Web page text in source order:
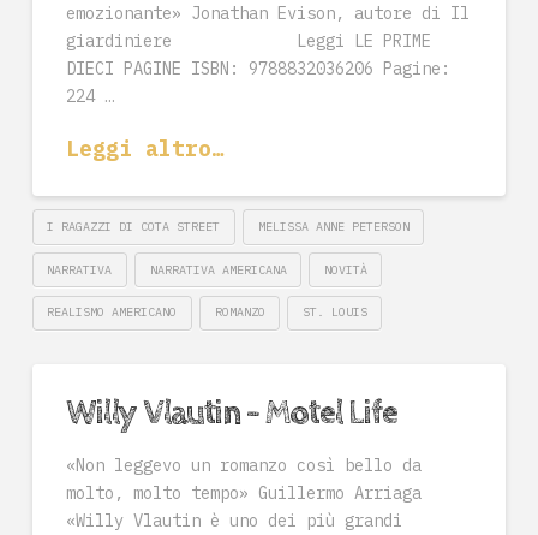
emozionante» Jonathan Evison, autore di Il
giardiniere Leggi LE PRIME
DIECI PAGINE ISBN: 9788832036206 Pagine:
224 …
Leggi altro…
I RAGAZZI DI COTA STREET MELISSA ANNE PETERSON
NARRATIVA NARRATIVA AMERICANA NOVITÀ
REALISMO AMERICANO ROMANZO ST. LOUIS
Willy Vlautin – Motel Life
«Non leggevo un romanzo così bello da
molto, molto tempo» Guillermo Arriaga
«Willy Vlautin è uno dei più grandi